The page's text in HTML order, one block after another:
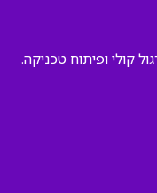
קולי ופיתוח טכניקה.